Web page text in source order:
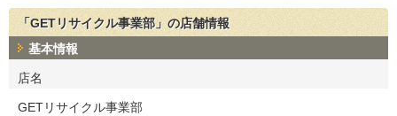
「GETリサイクル事業部」の店舗情報
基本情報
店名
GETリサイクル事業部